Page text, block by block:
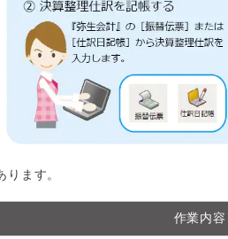
ます。
作業内容